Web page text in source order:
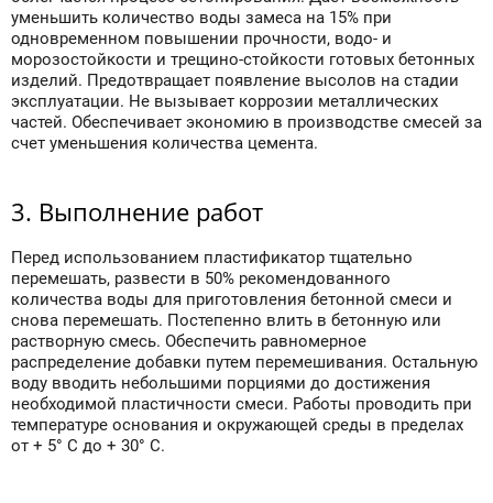
уменьшить количество воды замеса на 15% при
одновременном повышении прочности, водо- и
морозостойкости и трещино-стойкости готовых бетонных
изделий. Предотвращает появление высолов на стадии
эксплуатации. Не вызывает коррозии металлических
частей. Обеспечивает экономию в производстве смесей за
счет уменьшения количества цемента.
3. Выполнение работ
Перед использованием пластификатор тщательно
перемешать, развести в 50% рекомендованного
количества воды для приготовления бетонной смеси и
снова перемешать. Постепенно влить в бетонную или
растворную смесь. Обеспечить равномерное
распределение добавки путем перемешивания. Остальную
воду вводить небольшими порциями до достижения
необходимой пластичности смеси. Работы проводить при
температуре основания и окружающей среды в пределах
от + 5° С до + 30° С.